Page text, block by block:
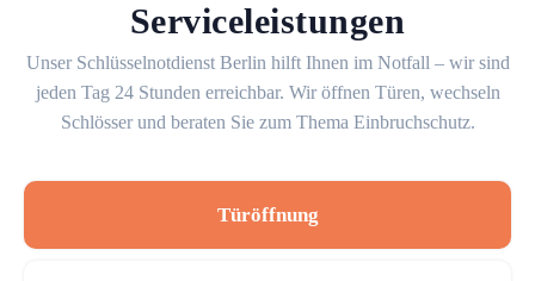
Serviceleistungen
Unser Schlüsselnotdienst Berlin hilft Ihnen im Notfall – wir sind
jeden Tag 24 Stunden erreichbar. Wir öffnen Türen, wechseln
Schlösser und beraten Sie zum Thema Einbruchschutz.
Türöffnung